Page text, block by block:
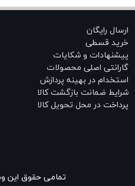
ارسال رایگان
خرید قسطی
پیشنهادات و شکایات
گارانتی اصلی محصولات
استخدام در بهینه پردازش
شرایط ضمانت بازگشت کالا
پرداخت در محل تحویل کالا
تمامی حقوق این